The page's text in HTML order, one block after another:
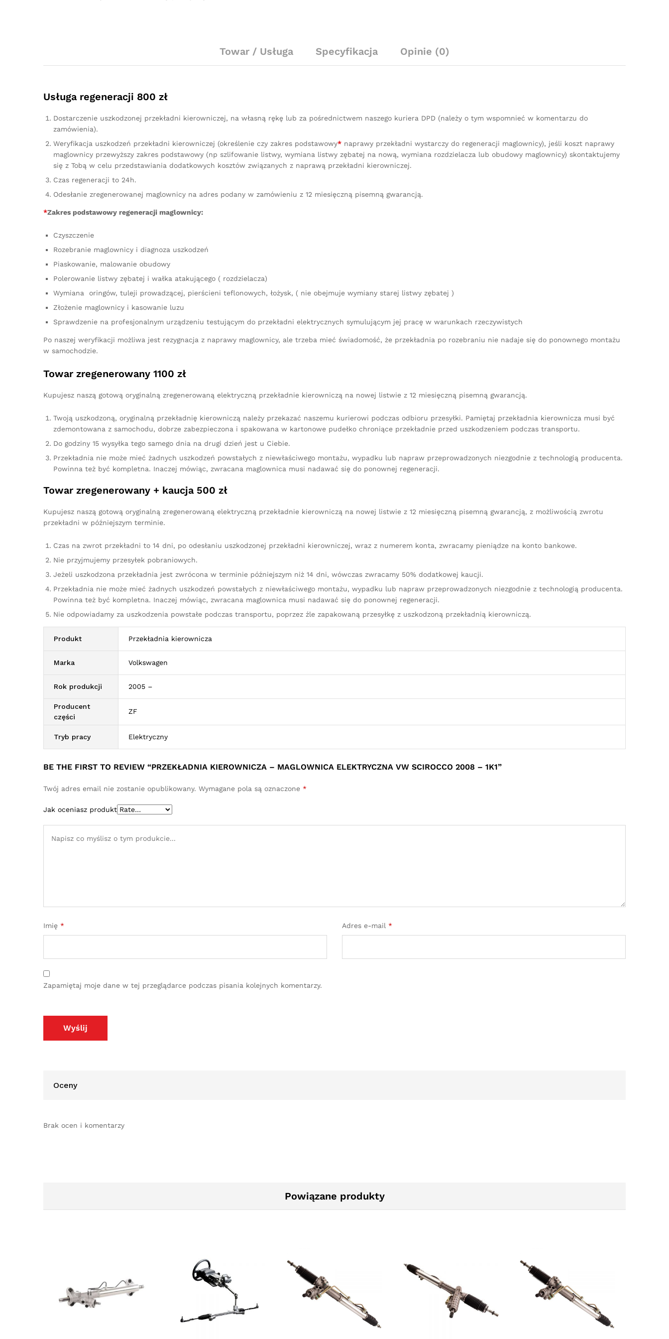
Towar / Usługa Specyfikacja Opinie (0)
Usługa regeneracji 800 zł
Dostarczenie uszkodzonej przekładni kierowniczej, na własną rękę lub za pośrednictwem naszego kuriera DPD (należy o tym wspomnieć w komentarzu do
zamówienia).
Weryfikacja uszkodzeń przekładni kierowniczej (określenie czy zakres podstawowy* naprawy przekładni wystarczy do regeneracji maglownicy), jeśli koszt naprawy
maglownicy przewyższy zakres podstawowy (np szlifowanie listwy, wymiana listwy zębatej na nową, wymiana rozdzielacza lub obudowy maglownicy) skontaktujemy
się z Tobą w celu przedstawiania dodatkowych kosztów związanych z naprawą przekładni kierowniczej.
Czas regeneracji to 24h.
Odesłanie zregenerowanej maglownicy na adres podany w zamówieniu z 12 miesięczną pisemną gwarancją.
*Zakres podstawowy regeneracji maglownicy:
Czyszczenie
Rozebranie maglownicy i diagnoza uszkodzeń
Piaskowanie, malowanie obudowy
Polerowanie listwy zębatej i wałka atakującego ( rozdzielacza)
Wymiana oringów, tuleji prowadzącej, pierścieni teflonowych, łożysk, ( nie obejmuje wymiany starej listwy zębatej )
Złożenie maglownicy i kasowanie luzu
Sprawdzenie na profesjonalnym urządzeniu testującym do przekładni elektrycznych symulującym jej pracę w warunkach rzeczywistych
Po naszej weryfikacji możliwa jest rezygnacja z naprawy maglownicy, ale trzeba mieć świadomość, że przekładnia po rozebraniu nie nadaje się do ponownego montażu
w samochodzie.
Towar zregenerowany 1100 zł
Kupujesz naszą gotową oryginalną zregenerowaną elektryczną przekładnie kierowniczą na nowej listwie z 12 miesięczną pisemną gwarancją.
Twoją uszkodzoną, oryginalną przekładnię kierowniczą należy przekazać naszemu kurierowi podczas odbioru przesyłki. Pamiętaj przekładnia kierownicza musi być
zdemontowana z samochodu, dobrze zabezpieczona i spakowana w kartonowe pudełko chroniące przekładnie przed uszkodzeniem podczas transportu.
Do godziny 15 wysyłka tego samego dnia na drugi dzień jest u Ciebie.
Przekładnia nie może mieć żadnych uszkodzeń powstałych z niewłaściwego montażu, wypadku lub napraw przeprowadzonych niezgodnie z technologią producenta.
Powinna też być kompletna. Inaczej mówiąc, zwracana maglownica musi nadawać się do ponownej regeneracji.
Towar zregenerowany + kaucja 500 zł
Kupujesz naszą gotową oryginalną zregenerowaną elektryczną przekładnie kierowniczą na nowej listwie z 12 miesięczną pisemną gwarancją, z możliwością zwrotu
przekładni w późniejszym terminie.
Czas na zwrot przekładni to 14 dni, po odesłaniu uszkodzonej przekładni kierowniczej, wraz z numerem konta, zwracamy pieniądze na konto bankowe.
Nie przyjmujemy przesyłek pobraniowych.
Jeżeli uszkodzona przekładnia jest zwrócona w terminie późniejszym niż 14 dni, wówczas zwracamy 50% dodatkowej kaucji.
Przekładnia nie może mieć żadnych uszkodzeń powstałych z niewłaściwego montażu, wypadku lub napraw przeprowadzonych niezgodnie z technologią producenta.
Powinna też być kompletna. Inaczej mówiąc, zwracana maglownica musi nadawać się do ponownej regeneracji.
Nie odpowiadamy za uszkodzenia powstałe podczas transportu, poprzez źle zapakowaną przesyłkę z uszkodzoną przekładnią kierowniczą.
Produkt Przekładnia kierownicza
Marka Volkswagen
Rok produkcji 2005 –
Producent
części
ZF
Tryb pracy Elektryczny
BE THE FIRST TO REVIEW “PRZEKŁADNIA KIEROWNICZA – MAGLOWNICA ELEKTRYCZNA VW SCIROCCO 2008 – 1K1”
Twój adres email nie zostanie opublikowany. Wymagane pola są oznaczone *
Jak oceniasz produkt
Imię * Adres e-mail *
Zapamiętaj moje dane w tej przeglądarce podczas pisania kolejnych komentarzy.
Oceny
Brak ocen i komentarzy
Powiązane produkty